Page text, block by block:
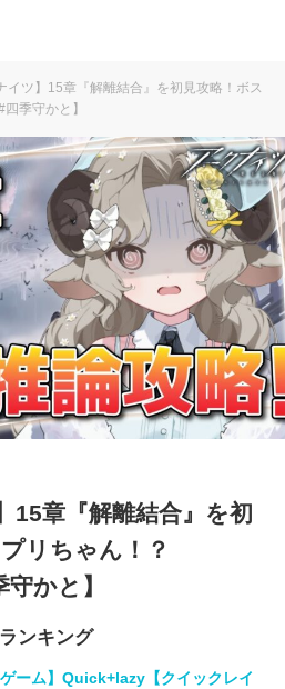
イツ】15章『解離結合』を初見攻略！ボス
季守かと】
15章『解離結合』を初
リちゃん！？
かと】
ンキング
ゲーム】Quick+lazy【クイックレイ